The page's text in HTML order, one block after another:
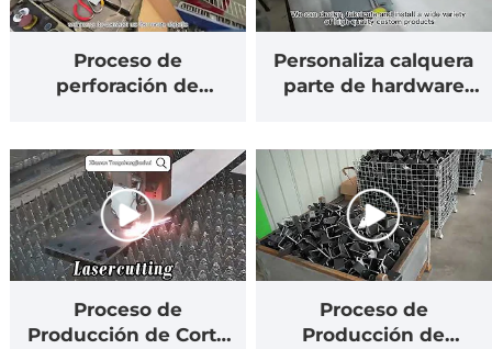
Proceso de
perforación de
metálicos
personalizados
Personaliza calquera
parte de hardware
Proceso de
Producción de Corte
Proceso de
Producción de